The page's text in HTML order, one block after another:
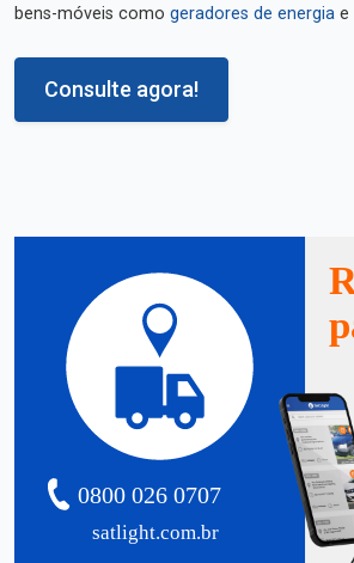
bens-móveis como geradores de energia e
Consulte agora!
satlight.com.br
0800 026 0707